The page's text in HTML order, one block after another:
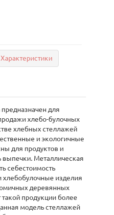
Характеристики
для
хлебо-булочных
хлебных стеллажей
и экологичные
для продуктов и
Металлическая
себестоимость
хлебобулочные изделия
деревянных
такой продукции более
модель стеллажей